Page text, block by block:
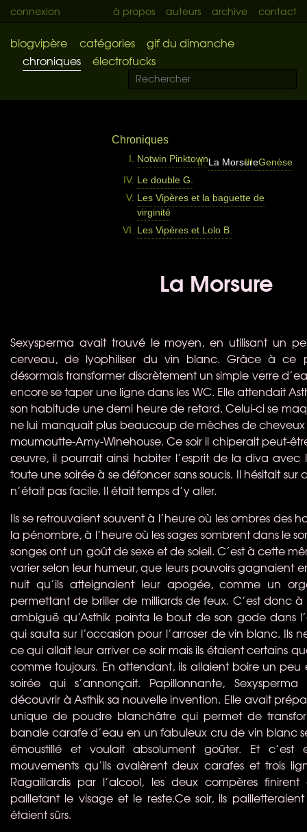
connexion à propos auteurs archive contact
blogvipère catégories
gif du dimanche
chroniques
électrofucks
Chroniques
Notwin PinktownLa MorsureGenèse
Le double G.
Les Vipères et la baguette de
virginité
Les Vipères et Lolo B.
La Morsure
Sexysperma avait trouvé le moyen, en utilisant un
cerveau, de lyophiliser du vin blanc. Grâce à ce
désormais transformer discrètement un simple verre
encore se taper une ligne dans les WC. Elle attendait
son habitude une demi heure de retard. Celui-ci se
ne lui manquait plus beaucoup de mèches de
moumoutte-Amy-Winehouse. Ce soir il chiperait peut-
œuvre, il pourrait ainsi habiter l’esprit de la diva avec
toute une soirée à se défoncer sans soucis. Il hésitait sur
n’était pas facile. Il était temps d’y aller.
Ils se retrouvaient souvent à l’heure où les ombres des
la pénombre, à l’heure où les sages sombrent dans le
songes ont un goût de sexe et de soleil. C’est à cette
varier selon leur humeur, que leurs pouvoirs gagnaient
nuit qu’ils atteignaient leur apogée, comme un
permettant de briller de milliards de feux. C’est donc
ambiguë qu’Asthik pointa le bout de son gode dans
qui sauta sur l’occasion pour l’arroser de vin blanc. Ils
ce qui allait leur arriver ce soir mais ils étaient certains
comme toujours. En attendant, ils allaient boire un
soirée qui s’annonçait. Papillonnante,
découvrir à Asthik sa nouvelle invention. Elle avait
unique de poudre blanchâtre qui permet de
banale carafe d’eau en un fabuleux cru de vin blanc
émoustillé et voulait absolument goûter. Et c’est
mouvements qu’ils avalèrent deux carafes et trois
Ragaillardis par l’alcool, les deux compères
pailletant le visage et le reste.Ce soir, ils
étaient sûrs.